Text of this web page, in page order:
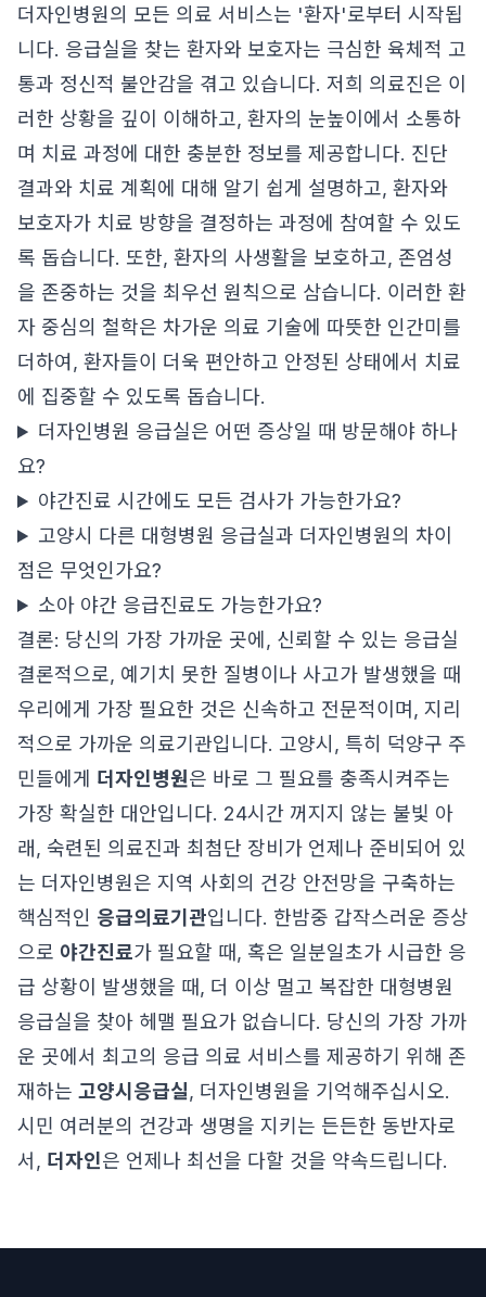
더자인병원의 모든 의료 서비스는 '환자'로부터 시작됩
니다. 응급실을 찾는 환자와 보호자는 극심한 육체적 고
통과 정신적 불안감을 겪고 있습니다. 저희 의료진은 이
러한 상황을 깊이 이해하고, 환자의 눈높이에서 소통하
며 치료 과정에 대한 충분한 정보를 제공합니다. 진단
결과와 치료 계획에 대해 알기 쉽게 설명하고, 환자와
보호자가 치료 방향을 결정하는 과정에 참여할 수 있도
록 돕습니다. 또한, 환자의 사생활을 보호하고, 존엄성
을 존중하는 것을 최우선 원칙으로 삼습니다. 이러한 환
자 중심의 철학은 차가운 의료 기술에 따뜻한 인간미를
더하여, 환자들이 더욱 편안하고 안정된 상태에서 치료
에 집중할 수 있도록 돕습니다.
더자인병원 응급실은 어떤 증상일 때 방문해야 하나
요?
야간진료 시간에도 모든 검사가 가능한가요?
고양시 다른 대형병원 응급실과 더자인병원의 차이
점은 무엇인가요?
소아 야간 응급진료도 가능한가요?
결론: 당신의 가장 가까운 곳에, 신뢰할 수 있는 응급실
결론적으로, 예기치 못한 질병이나 사고가 발생했을 때
우리에게 가장 필요한 것은 신속하고 전문적이며, 지리
적으로 가까운 의료기관입니다. 고양시, 특히 덕양구 주
민들에게 더자인병원은 바로 그 필요를 충족시켜주는
가장 확실한 대안입니다. 24시간 꺼지지 않는 불빛 아
래, 숙련된 의료진과 최첨단 장비가 언제나 준비되어 있
는 더자인병원은 지역 사회의 건강 안전망을 구축하는
핵심적인 응급의료기관입니다. 한밤중 갑작스러운 증상
으로 야간진료가 필요할 때, 혹은 일분일초가 시급한 응
급 상황이 발생했을 때, 더 이상 멀고 복잡한 대형병원
응급실을 찾아 헤맬 필요가 없습니다. 당신의 가장 가까
운 곳에서 최고의 응급 의료 서비스를 제공하기 위해 존
재하는 고양시응급실, 더자인병원을 기억해주십시오.
시민 여러분의 건강과 생명을 지키는 든든한 동반자로
서, 더자인은 언제나 최선을 다할 것을 약속드립니다.